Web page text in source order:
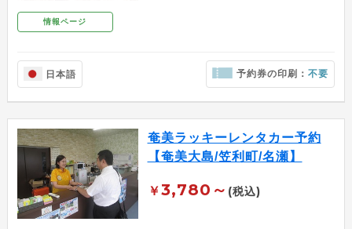
情報ページ
日本語 予約券の印刷：不要
奄美ラッキーレンタカー予約
【奄美大島/笠利町/名瀬】
￥3,780～ (税込)